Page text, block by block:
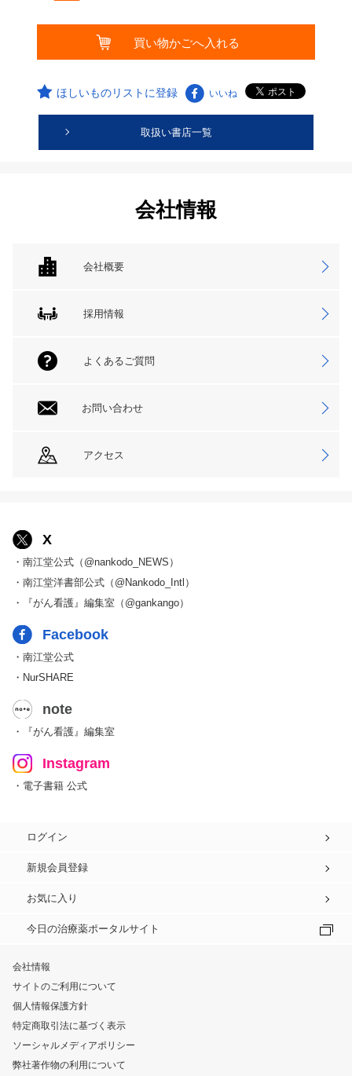
ほしいものリストに登録 いいね
取扱い書店一覧
会社情報
会社概要
採用情報
よくあるご質問
お問い合わせ
アクセス
X
・南江堂公式（@nankodo_NEWS）
・南江堂洋書部公式（@Nankodo_Intl）
・『がん看護』編集室（@gankango）
Facebook
・南江堂公式
・NurSHARE
note
・『がん看護』編集室
Instagram
・電子書籍 公式
ログイン
新規会員登録
お気に入り
今日の治療薬ポータルサイト
会社情報
サイトのご利用について
個人情報保護方針
特定商取引法に基づく表示
ソーシャルメディアポリシー
弊社著作物の利用について